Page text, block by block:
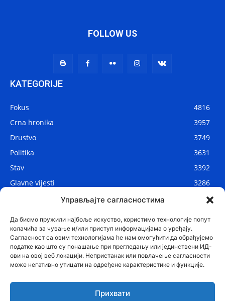
Управљајте сагласностима
Да бисмо пружили најбоље искуство, користимо технологије попут
колачића за чување и/или приступ информацијама о уређају.
Сагласност са овим технологијама ће нам омогућити да обрађујемо
податке као што су понашање при прегледању или јединствени ИД-
ови на овој веб локацији. Непристанак или повлачење сагласности
може негативно утицати на одређене карактеристике и функције.
Прихвати
FOLLOW US
KATEGORIJE
Fokus
4816
Crna hronika
3957
Drustvo
3749
Politika
3631
Stav
3392
Glavne vijesti
3286
2910